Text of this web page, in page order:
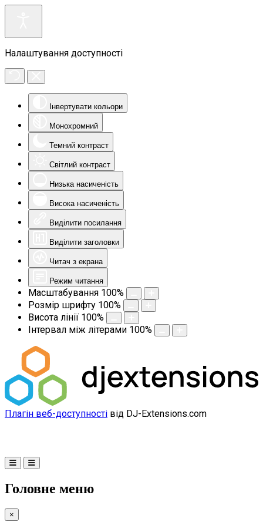
Налаштування доступності
Інвертувати кольори
Монохромний
Темний контраст
Світлий контраст
Низька насиченість
Висока насиченість
Виділити посилання
Виділити заголовки
Читач з екрана
Режим читання
Масштабування 100%
Розмір шрифту 100%
Висота лінії 100%
Інтервал між літерами 100%
Плагін веб-доступності від DJ-Extensions.com
Головне меню
×